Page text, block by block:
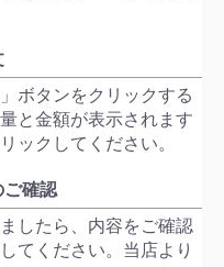
ボタンをクリックする
と金額が表示されます
ックしてください。
ご確認
したら、内容をご確認
てください。当店より